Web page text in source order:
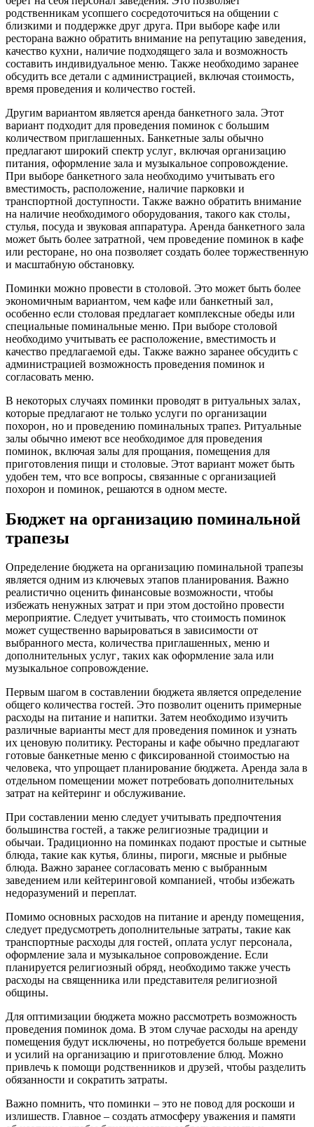
родственникам усопшего сосредоточиться на общении с
близкими и поддержке друг друга. При выборе кафе или
ресторана важно обратить внимание на репутацию заведения‚
качество кухни‚ наличие подходящего зала и возможность
составить индивидуальное меню. Также необходимо заранее
обсудить все детали с администрацией‚ включая стоимость‚
время проведения и количество гостей.
Другим вариантом является аренда банкетного зала. Этот
вариант подходит для проведения поминок с большим
количеством приглашенных. Банкетные залы обычно
предлагают широкий спектр услуг‚ включая организацию
питания‚ оформление зала и музыкальное сопровождение.
При выборе банкетного зала необходимо учитывать его
вместимость‚ расположение‚ наличие парковки и
транспортной доступности. Также важно обратить внимание
на наличие необходимого оборудования‚ такого как столы‚
стулья‚ посуда и звуковая аппаратура. Аренда банкетного зала
может быть более затратной‚ чем проведение поминок в кафе
или ресторане‚ но она позволяет создать более торжественную
и масштабную обстановку.
Поминки можно провести в столовой. Это может быть более
экономичным вариантом‚ чем кафе или банкетный зал‚
особенно если столовая предлагает комплексные обеды или
специальные поминальные меню. При выборе столовой
необходимо учитывать ее расположение‚ вместимость и
качество предлагаемой еды. Также важно заранее обсудить с
администрацией возможность проведения поминок и
согласовать меню.
В некоторых случаях поминки проводят в ритуальных залах‚
которые предлагают не только услуги по организации
похорон‚ но и проведению поминальных трапез. Ритуальные
залы обычно имеют все необходимое для проведения
поминок‚ включая залы для прощания‚ помещения для
приготовления пищи и столовые. Этот вариант может быть
удобен тем‚ что все вопросы‚ связанные с организацией
похорон и поминок‚ решаются в одном месте.
Бюджет на организацию поминальной
трапезы
Определение бюджета на организацию поминальной трапезы
является одним из ключевых этапов планирования. Важно
реалистично оценить финансовые возможности‚ чтобы
избежать ненужных затрат и при этом достойно провести
мероприятие. Следует учитывать‚ что стоимость поминок
может существенно варьироваться в зависимости от
выбранного места‚ количества приглашенных‚ меню и
дополнительных услуг‚ таких как оформление зала или
музыкальное сопровождение.
Первым шагом в составлении бюджета является определение
общего количества гостей. Это позволит оценить примерные
расходы на питание и напитки. Затем необходимо изучить
различные варианты мест для проведения поминок и узнать
их ценовую политику. Рестораны и кафе обычно предлагают
готовые банкетные меню с фиксированной стоимостью на
человека‚ что упрощает планирование бюджета. Аренда зала в
отдельном помещении может потребовать дополнительных
затрат на кейтеринг и обслуживание.
При составлении меню следует учитывать предпочтения
большинства гостей‚ а также религиозные традиции и
обычаи. Традиционно на поминках подают простые и сытные
блюда‚ такие как кутья‚ блины‚ пироги‚ мясные и рыбные
блюда. Важно заранее согласовать меню с выбранным
заведением или кейтеринговой компанией‚ чтобы избежать
недоразумений и переплат.
Помимо основных расходов на питание и аренду помещения‚
следует предусмотреть дополнительные затраты‚ такие как
транспортные расходы для гостей‚ оплата услуг персонала‚
оформление зала и музыкальное сопровождение. Если
планируется религиозный обряд‚ необходимо также учесть
расходы на священника или представителя религиозной
общины.
Для оптимизации бюджета можно рассмотреть возможность
проведения поминок дома. В этом случае расходы на аренду
помещения будут исключены‚ но потребуется больше времени
и усилий на организацию и приготовление блюд. Можно
привлечь к помощи родственников и друзей‚ чтобы разделить
обязанности и сократить затраты.
Важно помнить‚ что поминки – это не повод для роскоши и
излишеств. Главное – создать атмосферу уважения и памяти